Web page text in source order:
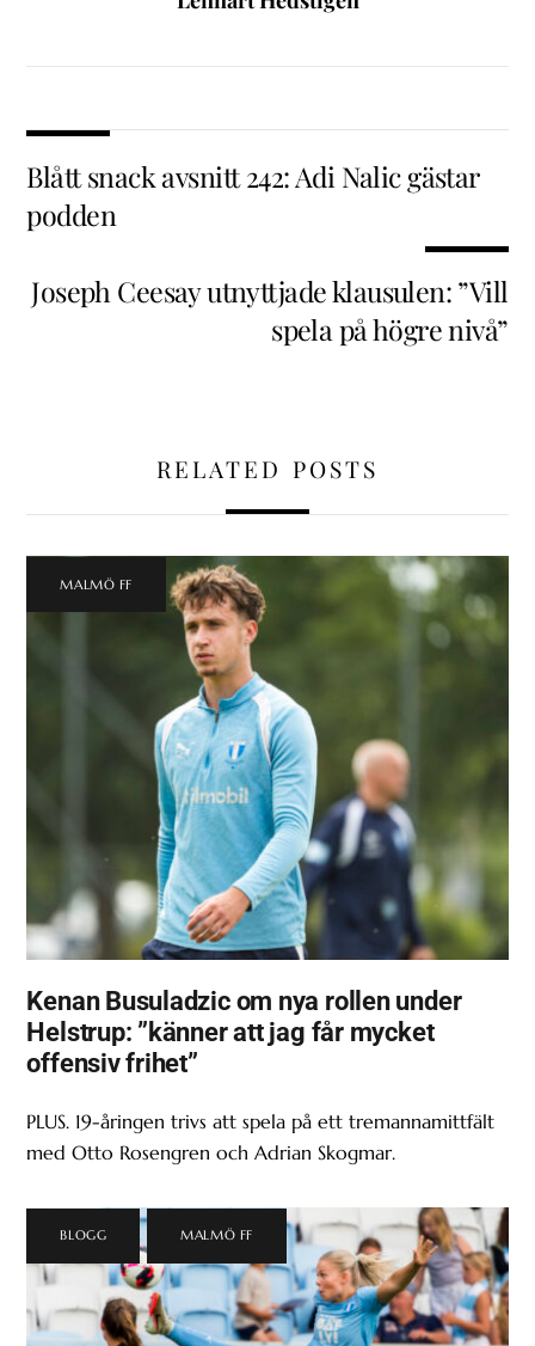
Blått snack avsnitt 242: Adi Nalic gästar
podden
Joseph Ceesay utnyttjade klausulen: ”Vill
spela på högre nivå”
RELATED POSTS
MALMÖ FF
Kenan Busuladzic om nya rollen under
Helstrup: ”känner att jag får mycket
offensiv frihet”
PLUS. 19-åringen trivs att spela på ett tremannamittfält
med Otto Rosengren och Adrian Skogmar.
BLOGG MALMÖ FF